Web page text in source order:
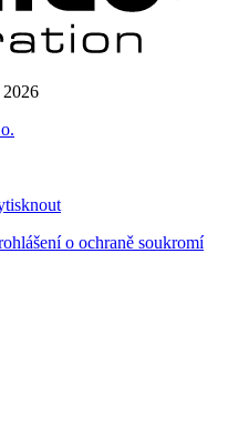
o ochraně soukromí